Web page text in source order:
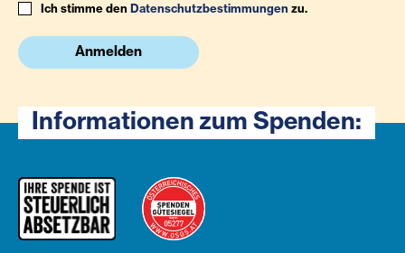
Ich stimme denDatenschutzbestimmungenzu.
Anmelden
Informationen zum Spenden: